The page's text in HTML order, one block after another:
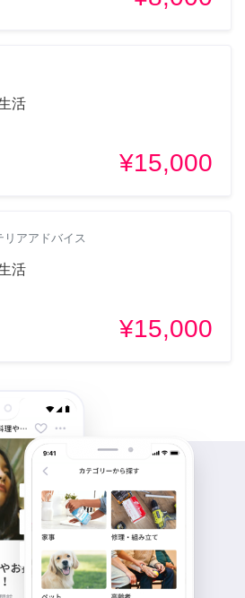
活
¥15,000
リアアドバイス
活
¥15,000